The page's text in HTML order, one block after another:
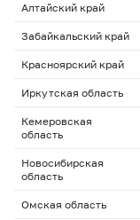
Алтайский край
Забайкальский край
Красноярский край
Иркутская область
Кемеровская
область
Новосибирская
область
Омская область